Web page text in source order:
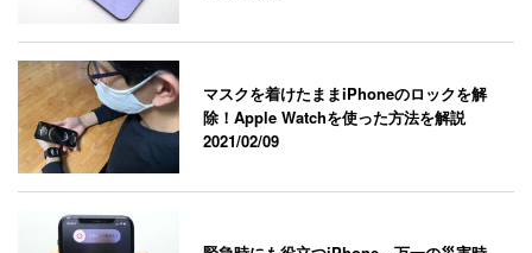
マスクを着けたままiPhoneのロックを解
除！Apple Watchを使った方法を解説
2021/02/09